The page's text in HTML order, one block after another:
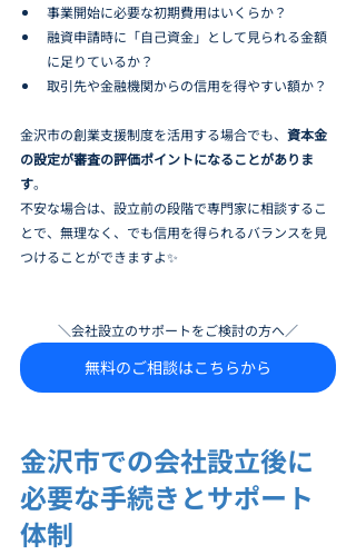
事業開始に必要な初期費用はいくらか？
融資申請時に「自己資金」として見られる金額
に足りているか？
取引先や金融機関からの信用を得やすい額か？
金沢市の創業支援制度を活用する場合でも、 資本金
の設定が審査の評価ポイントになることがありま
す。
不安な場合は、設立前の段階で専門家に相談するこ
とで、無理なく、でも信用を得られるバランスを見
つけることができますよ✨
＼会社設立のサポートをご検討の方へ／
無料のご相談はこちらから
金沢市での会社設立後に
必要な手続きとサポート
体制